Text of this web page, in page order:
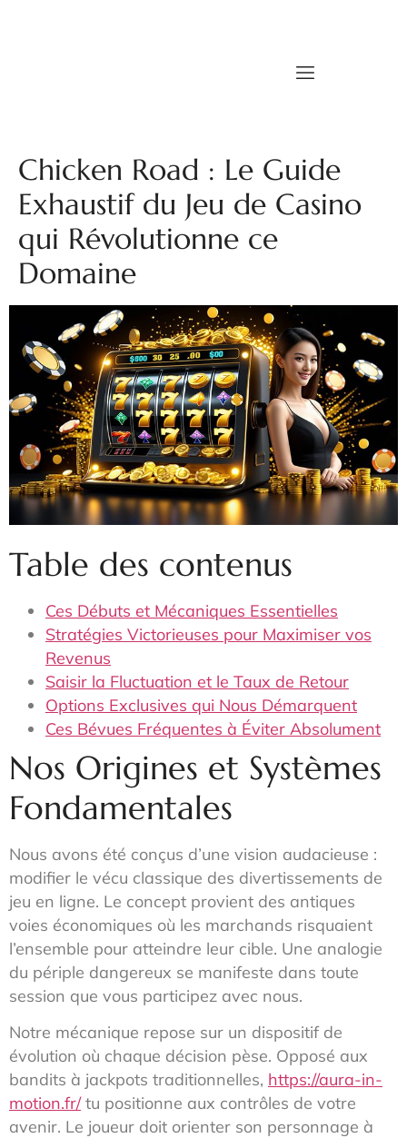
Chicken Road : Le Guide
Exhaustif du Jeu de Casino
qui Révolutionne ce
Domaine
Table des contenus
Ces Débuts et Mécaniques Essentielles
Stratégies Victorieuses pour Maximiser vos
Revenus
Saisir la Fluctuation et le Taux de Retour
Options Exclusives qui Nous Démarquent
Ces Bévues Fréquentes à Éviter Absolument
Nos Origines et Systèmes
Fondamentales
Nous avons été conçus d’une vision audacieuse :
modifier le vécu classique des divertissements de
jeu en ligne. Le concept provient des antiques
voies économiques où les marchands risquaient
l’ensemble pour atteindre leur cible. Une analogie
du périple dangereux se manifeste dans toute
session que vous participez avec nous.
Notre mécanique repose sur un dispositif de
évolution où chaque décision pèse. Opposé aux
bandits à jackpots traditionnelles, https://aura-in-
motion.fr/tu positionne aux contrôles de votre
avenir. Le joueur doit orienter son personnage à